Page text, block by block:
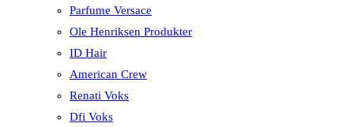
Parfume Versace
Ole Henriksen Produkter
ID Hair
American Crew
Renati Voks
Dfi Voks